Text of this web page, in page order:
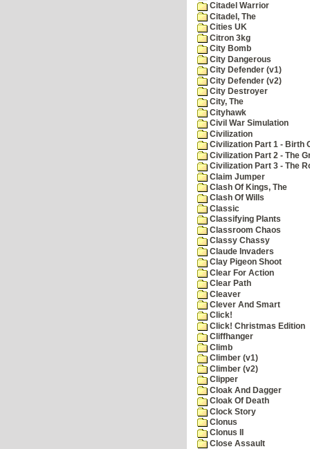
Citadel Warrior
Citadel, The
Cities UK
Citron 3kg
City Bomb
City Dangerous
City Defender (v1)
City Defender (v2)
City Destroyer
City, The
Cityhawk
Civil War Simulation
Civilization
Civilization Part 1 - Birth
Civilization Part 2 - The
Civilization Part 3 - The
Claim Jumper
Clash Of Kings, The
Clash Of Wills
Classic
Classifying Plants
Classroom Chaos
Classy Chassy
Claude Invaders
Clay Pigeon Shoot
Clear For Action
Clear Path
Cleaver
Clever And Smart
Click!
Click! Christmas Edition
Cliffhanger
Climb
Climber (v1)
Climber (v2)
Clipper
Cloak And Dagger
Cloak Of Death
Clock Story
Clonus
Clonus II
Close Assault